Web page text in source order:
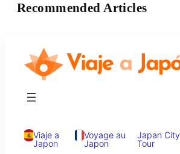
Recommended Articles
Viaje a
Japon
Voyage au
Japon
Japan City
Tour